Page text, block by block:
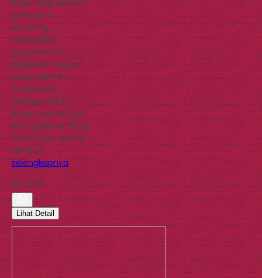
Paper bag seperti
gambar di
samping,
merupakan
pesanan dari
Kejaksaan Negeri
Lebak Banten
Tangerang.
Menggunakan
bahan kertas kraft
liner gramasi 150 gr.
Cetak satu warna
dengan…
selengkapnya
Rp 3.000
Lihat Detail